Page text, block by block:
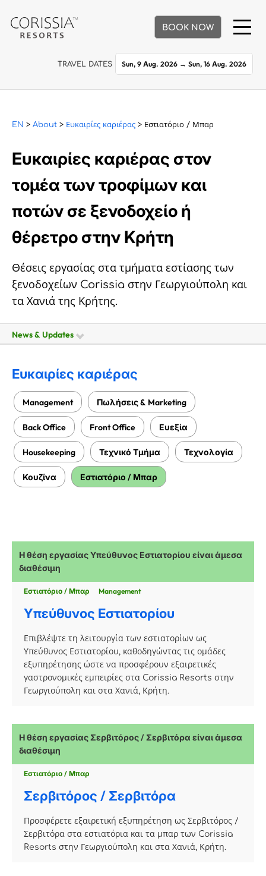
BOOK NOW
TRAVEL DATES Sun, 9 Aug. 2026 → Sun, 16 Aug. 2026
EN > About > Ευκαιρίες καριέρας > Εστιατόριο / Μπαρ
Ευκαιρίες καριέρας στον
τομέα των τροφίμων και
ποτών σε ξενοδοχείο ή
θέρετρο στην Κρήτη
Θέσεις εργασίας στα τμήματα εστίασης των
ξενοδοχείων Corissia στην Γεωργιούπολη και
τα Χανιά της Κρήτης.
News & Updates
Ευκαιρίες καριέρας
Management Πωλήσεις & Marketing
Back Office Front Office Ευεξία
Housekeeping Τεχνικό Τμήμα Τεχνολογία
Κουζίνα Εστιατόριο / Μπαρ
Η θέση εργασίας Υπεύθυνος Εστιατορίου είναι άμεσα
διαθέσιμη
Εστιατόριο / Μπαρ Management
Υπεύθυνος Εστιατορίου
Επιβλέψτε τη λειτουργία των εστιατορίων ως
Υπεύθυνος Εστιατορίου, καθοδηγώντας τις ομάδες
εξυπηρέτησης ώστε να προσφέρουν εξαιρετικές
γαστρονομικές εμπειρίες στα Corissia Resorts στην
Γεωργιούπολη και στα Χανιά, Κρήτη.
Η θέση εργασίας Σερβιτόρος / Σερβιτόρα είναι άμεσα
διαθέσιμη
Εστιατόριο / Μπαρ
Σερβιτόρος / Σερβιτόρα
Προσφέρετε εξαιρετική εξυπηρέτηση ως Σερβιτόρος /
Σερβιτόρα στα εστιατόρια και τα μπαρ των Corissia
Resorts στην Γεωργιούπολη και στα Χανιά, Κρήτη.